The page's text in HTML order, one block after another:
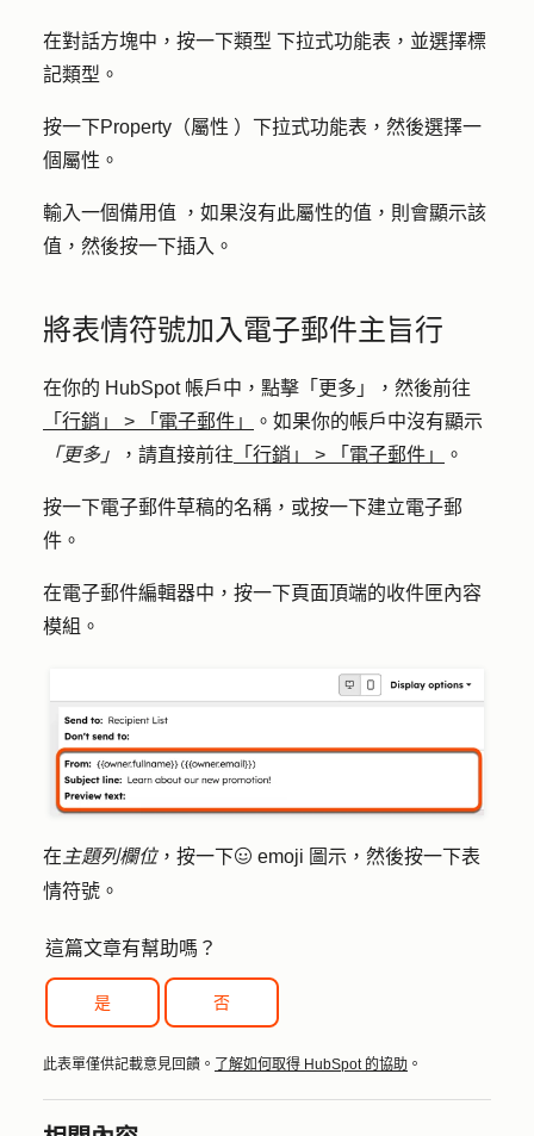
在對話方塊中，按一下類型 下拉式功能表，並選擇標
記類型 。
按一下Property（屬性 ）下拉式功能表，然後選擇一
個屬性 。
輸入一個備用值
，如果沒有此屬性的值，則會顯示該
值，然後按一下插入 。
將表情符號加入電子郵件主旨行
在你的 HubSpot 帳戶中，點擊 「更多」
，然後前往
「行銷」
> 「電子郵件」
。如果你的帳戶中沒有顯示
「更多」
，請直接前往 「行銷」 > 「電子郵件」 。
按一下電子郵件草稿的名稱 ，或按一下建立電子郵
件。
在電子郵件編輯器中，按一下頁面頂端的收件匣內容
模組。
在 主題列欄位，按一下emoji underund emoji 圖示 ，然後按一下表
情符號 。
這篇文章有幫助嗎？
是 否
此表單僅供記載意見回饋。 了解如何取得 HubSpot 的協助 。